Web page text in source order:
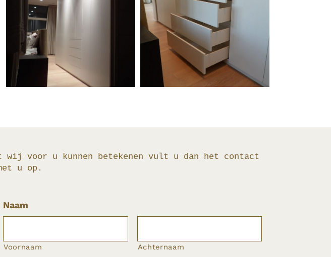
wij voor u kunnen betekenen vult u dan het contact
u op.
Naam
Voornaam Achternaam